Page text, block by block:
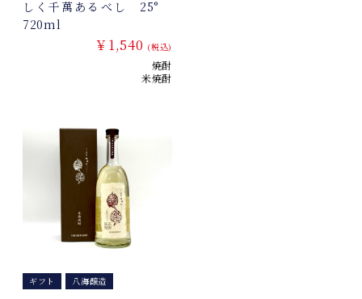
しく千萬あるべし 25°
720ml
￥1,540 (税込)
焼酎
米焼酎
ギフト 八海醸造